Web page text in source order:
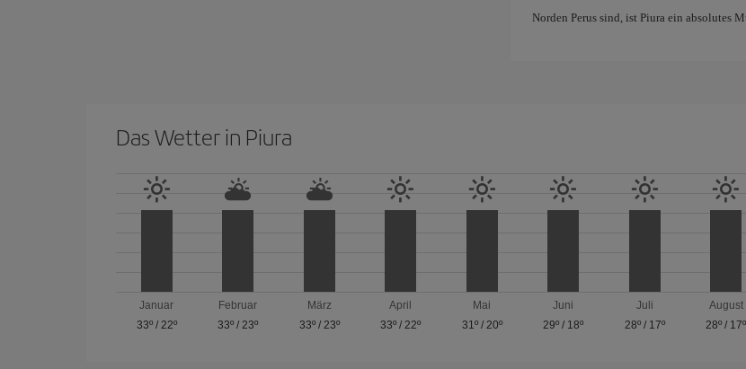
Norden Perus sind, ist Piura ein absolutes
Das Wetter in Piura
Januar
33º/ 22º
Februar
33º / 23º
März
33º/ 23º
April
33º / 22º
Mai
31º/ 20º
Juni
29º / 18º
Juli
28º/ 17º
August
28º / 17º